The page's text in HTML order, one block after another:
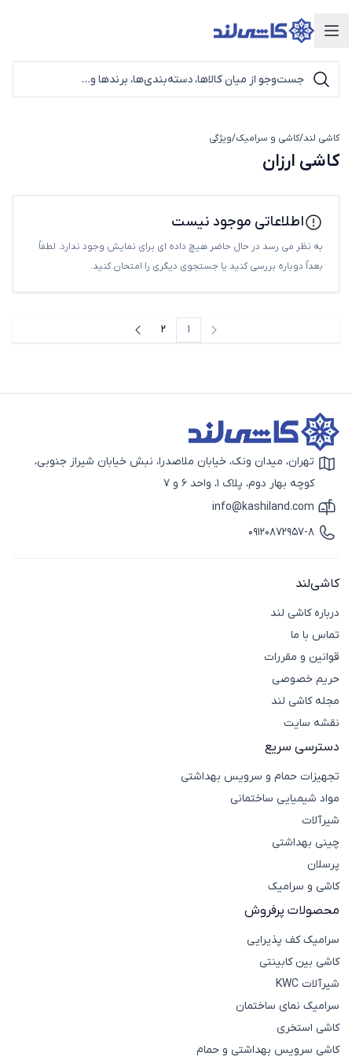
دسته‌بندی محصولات
کاشی لند/کاشی و سرامیک/ویژگی
کاشی ارزان
اطلاعاتی موجود نیست
به نظر می رسد در حال حاضر هیچ داده ای برای نمایش وجود ندارد. لطفاً
بعداً دوباره بررسی کنید یا جستجوی دیگری را امتحان کنید.
صفحه قبل
1
2
صفحه بعد
آیکون نقشه
تهران، میدان ونک، خیابان ملاصدرا، نبش خیابان شیراز جنوبی،
کوچه بهار دوم، پلاک 1، واحد 6 و 7
آیکون ایمیل
info@kashiland.com
آیکون تماس
09120872957-8
کاشی‌لند
درباره کاشی لند
تماس با ما
قوانین و مقررات
حریم خصوصی
مجله کاشی لند
نقشه سایت
دسترسی سریع
تجهیزات حمام و سرویس بهداشتی
مواد شیمیایی ساختمانی
شیرآلات
چینی بهداشتی
پرسلان
کاشی و سرامیک
محصولات پرفروش
سرامیک کف پذیرایی
کاشی بین کابینتی
شیرآلات KWC
سرامیک نمای ساختمان
کاشی استخری
کاشی سرویس بهداشتی و حمام